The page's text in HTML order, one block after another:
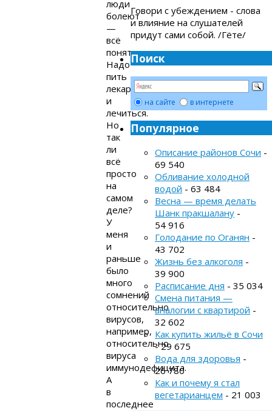
люди
болеют
—
всё
понятно.
Надо
пить
лекарства
и
лечиться.
Но
так
ли
всё
просто
на
самом
деле?
У
меня
и
раньше
было
много
сомнений
относительно
вирусов,
например,
относительно
вируса
иммунодефицита.
А
в
последнее
Говори с убеждением - слова
и влияние на слушателей
придут сами собой. /Гёте/
Поиск
на сайте в интернете
Популярное
Описание районов Сочи -
69 540
Обливание холодной
водой - 63 484
Весна — время делать
Шанк пракшалану -
54 916
Голодание по Оганян -
43 702
Жизнь без алкоголя -
39 900
Расписание дня - 35 034
Смена питания —
аналогии с квартирой -
32 602
Как купить жильё в Сочи
- 29 675
Вода для здоровья -
26 780
Как и почему я стал
вегетарианцем - 21 003